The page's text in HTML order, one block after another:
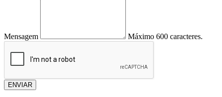
Mensagem Máximo 600 caracteres.
ENVIAR